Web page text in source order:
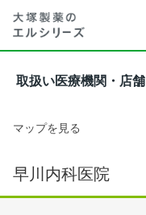
取扱い医療機関・店舗
マップを見る
早川内科医院